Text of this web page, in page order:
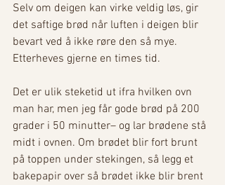
Selv om deigen kan virke veldig løs, gir
det saftige brød når luften i deigen blir
bevart ved å ikke røre den så mye.
Etterheves gjerne en times tid.
Det er ulik steketid ut ifra hvilken ovn
man har, men jeg får gode brød på 200
grader i 50 minutter– og lar brødene stå
midt i ovnen. Om brødet blir fort brunt
på toppen under stekingen, så legg et
bakepapir over så brødet ikke blir brent